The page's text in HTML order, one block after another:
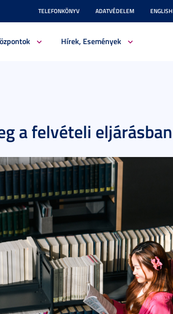
TELEFONKÖNYV ADATVÉDELEM ENGLISH
Hírek, Események
a felvételi eljárásban